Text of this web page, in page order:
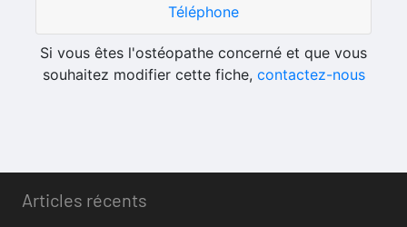
Téléphone
Si vous êtes l'ostéopathe concerné et que vous
souhaitez modifier cette fiche, contactez-nous
Articles récents